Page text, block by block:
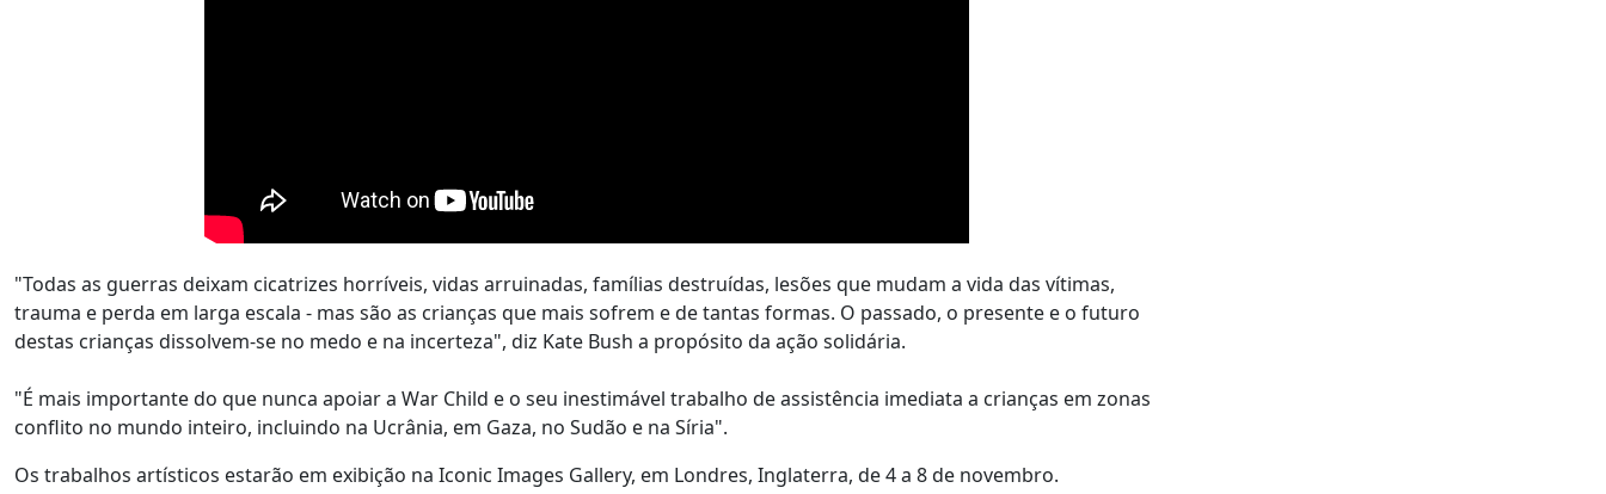
"Todas as guerras deixam cicatrizes horríveis, vidas arruinadas, famílias destruídas, lesões que mudam a vida das vítimas,
trauma e perda em larga escala - mas são as crianças que mais sofrem e de tantas formas. O passado, o presente e o futuro
destas crianças dissolvem-se no medo e na incerteza", diz Kate Bush a propósito da ação solidária.
"É mais importante do que nunca apoiar a War Child e o seu inestimável trabalho de assistência imediata a crianças em zonas
conflito no mundo inteiro, incluindo na Ucrânia, em Gaza, no Sudão e na Síria".
Os trabalhos artísticos estarão em exibição na Iconic Images Gallery, em Londres, Inglaterra, de 4 a 8 de novembro.